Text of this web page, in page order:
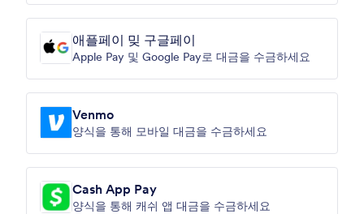
애플페이 밎 구글페이
Apple Pay 및 Google Pay로 대금을 수금하세요
Venmo
양식을 통해 모바일 대금을 수금하세요
Cash App Pay
양식을 통해 캐쉬 앱 대금을 수금하세요